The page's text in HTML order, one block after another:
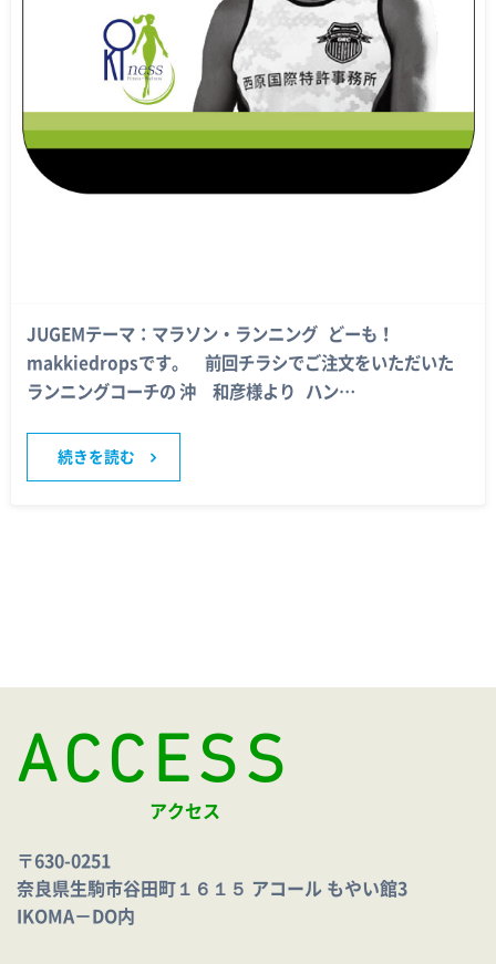
JUGEMテーマ：マラソン・ランニング どーも！
makkiedropsです。 前回チラシでご注文をいただいた
ランニングコーチの 沖 和彦様より ハン…
続きを読む
ACCESS
アクセス
〒630-0251
奈良県生駒市谷田町１６１５ アコール もやい館3
IKOMA－DO内